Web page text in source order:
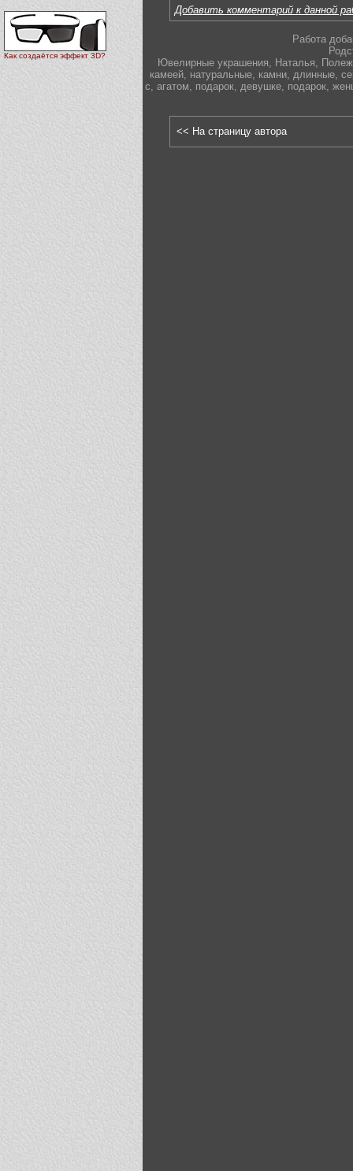
Как создаётся эффект 3D?
Добавить комментарий к данной
Работа
Ювелирные украшения, Наталья,
камеей, натуральные, камни, длинные,
с, агатом, подарок, девушке, подарок,
<< На страницу автора